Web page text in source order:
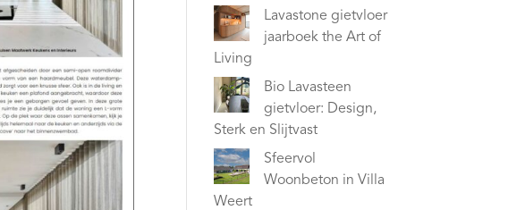
Lavastone gietvloer
jaarboek the Art of
Living
Bio Lavasteen
gietvloer: Design,
Sterk en Slijtvast
Sfeervol
Woonbeton in Villa
Weert